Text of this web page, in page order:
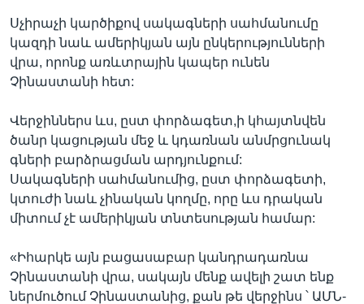
Սչիրաչի կարծիքով սակագների սահմանումը
կազդի նաև ամերիկյան այն ընկերությունների
վրա, որոնք առևտրային կապեր ունեն
Չինաստանի հետ:
Վերջիններս ևս, ըստ փորձագետ,ի կհայտնվեն
ծանր կացության մեջ և կդառնան անմրցունակ
գների բարձրացման արդյունքում:
Սակագների սահմանումից, ըստ փորձագետի,
կտուժի նաև չինական կողմը, որը ևս դրական
միտում չէ ամերիկյան տնտեսության համար:
«Իհարկե այն բացասաբար կանդրադառնա
Չինաստանի վրա, սակայն մենք ավելի շատ ենք
ներմուծում Չինաստանից, քան թե վերջինս ՝ ԱՄՆ-